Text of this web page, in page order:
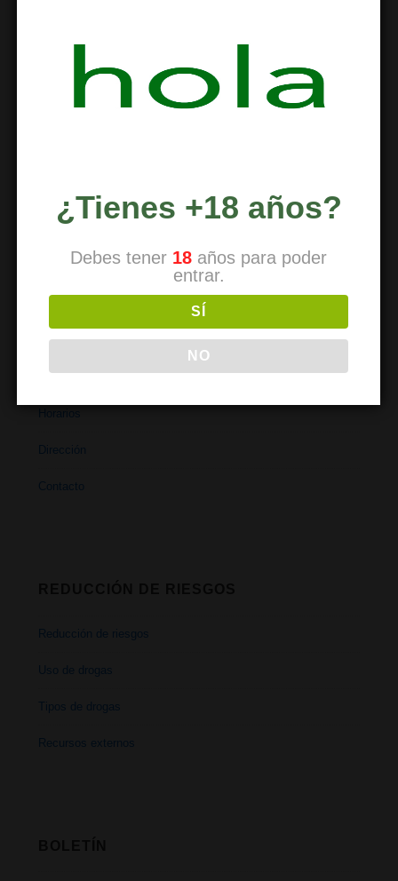
How to join
Come diventare un membro
PARA SOCIOS
Cómo renovar
Traer a un amigo
Horarios
Dirección
Contacto
Reducción de riesgos
Uso de drogas
Tipos de drogas
Recursos externos
¿Tienes +18 años?
Debes tener 18 años para poder
entrar.
SÍ
NO